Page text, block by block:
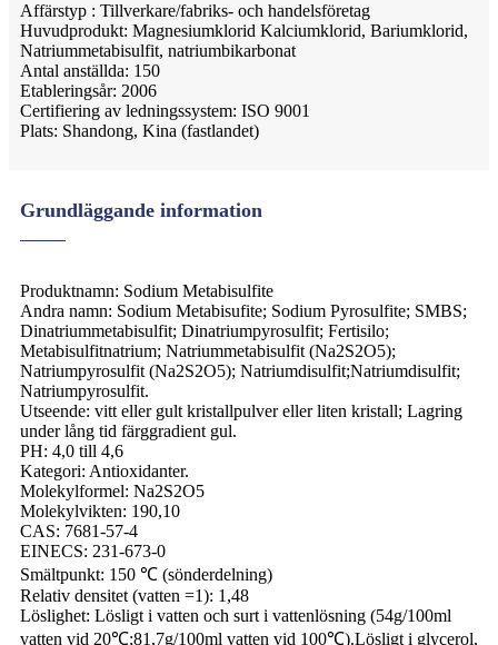
Affärstyp : Tillverkare/fabriks- och handelsföretag
Huvudprodukt: Magnesiumklorid Kalciumklorid, Bariumklorid,
Natriummetabisulfit, natriumbikarbonat
Antal anställda: 150
Etableringsår: 2006
Certifiering av ledningssystem: ISO 9001
Plats: Shandong, Kina (fastlandet)
Grundläggande information
Produktnamn: Sodium Metabisulfite
Andra namn: Sodium Metabisufite; Sodium Pyrosulfite; SMBS;
Dinatriummetabisulfit; Dinatriumpyrosulfit; Fertisilo;
Metabisulfitnatrium; Natriummetabisulfit (Na2S2O5);
Natriumpyrosulfit (Na2S2O5); Natriumdisulfit;Natriumdisulfit;
Natriumpyrosulfit.
Utseende: vitt eller gult kristallpulver eller liten kristall; Lagring
under lång tid färggradient gul.
PH: 4,0 till 4,6
Kategori: Antioxidanter.
Molekylformel: Na2S2O5
Molekylvikten: 190,10
CAS: 7681-57-4
EINECS: 231-673-0
Smältpunkt: 150 ℃ (sönderdelning)
Relativ densitet (vatten =1): 1,48
Löslighet: Lösligt i vatten och surt i vattenlösning (54g/100ml
vatten vid 20℃;81,7g/100ml vatten vid 100℃).Lösligt i glycerol,